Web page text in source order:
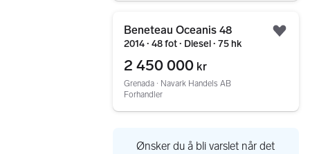
Beneteau Oceanis 48
2014 ∙ 48 fot ∙ Diesel ∙ 75 hk
2 450 000 kr
Grenada ∙ Navark Handels AB
Forhandler
Ønsker du å bli varslet når det